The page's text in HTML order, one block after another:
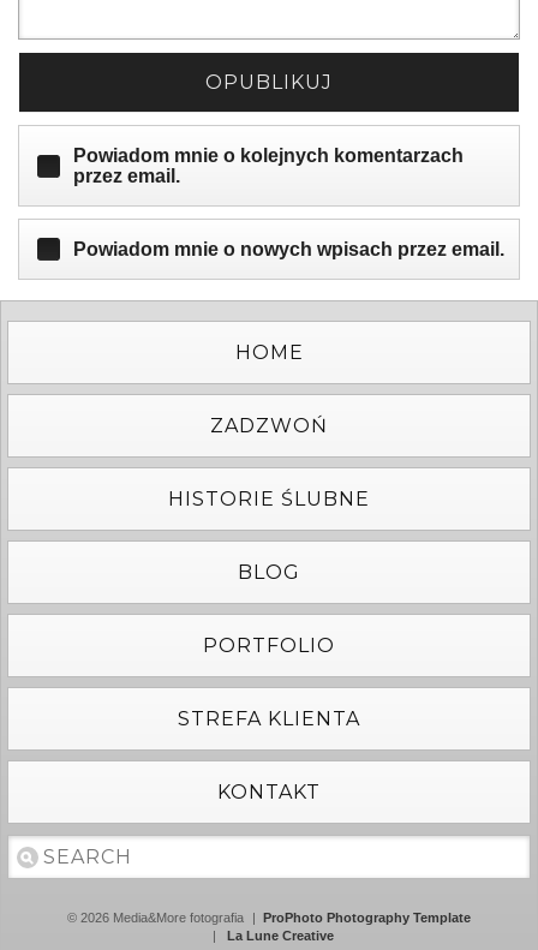
OPUBLIKUJ
Powiadom mnie o kolejnych komentarzach
przez email.
Powiadom mnie o nowych wpisach przez email.
HOME
ZADZWOŃ
HISTORIE ŚLUBNE
BLOG
PORTFOLIO
STREFA KLIENTA
KONTAKT
© 2026 Media&More fotografia | ProPhoto Photography Template
|
La Lune Creative